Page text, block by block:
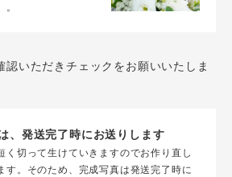
認いただきチェックをお願いいたしま
、発送完了時にお送りします
く切って生けていきますのでお作り直し
す。そのため、完成写真は発送完了時に